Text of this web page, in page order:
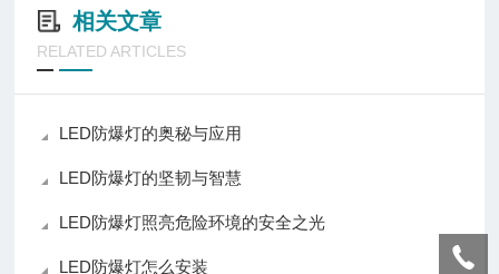
相关文章
RELATED ARTICLES
LED防爆灯的奥秘与应用
LED防爆灯的坚韧与智慧
LED防爆灯照亮危险环境的安全之光
LED防爆灯怎么安装